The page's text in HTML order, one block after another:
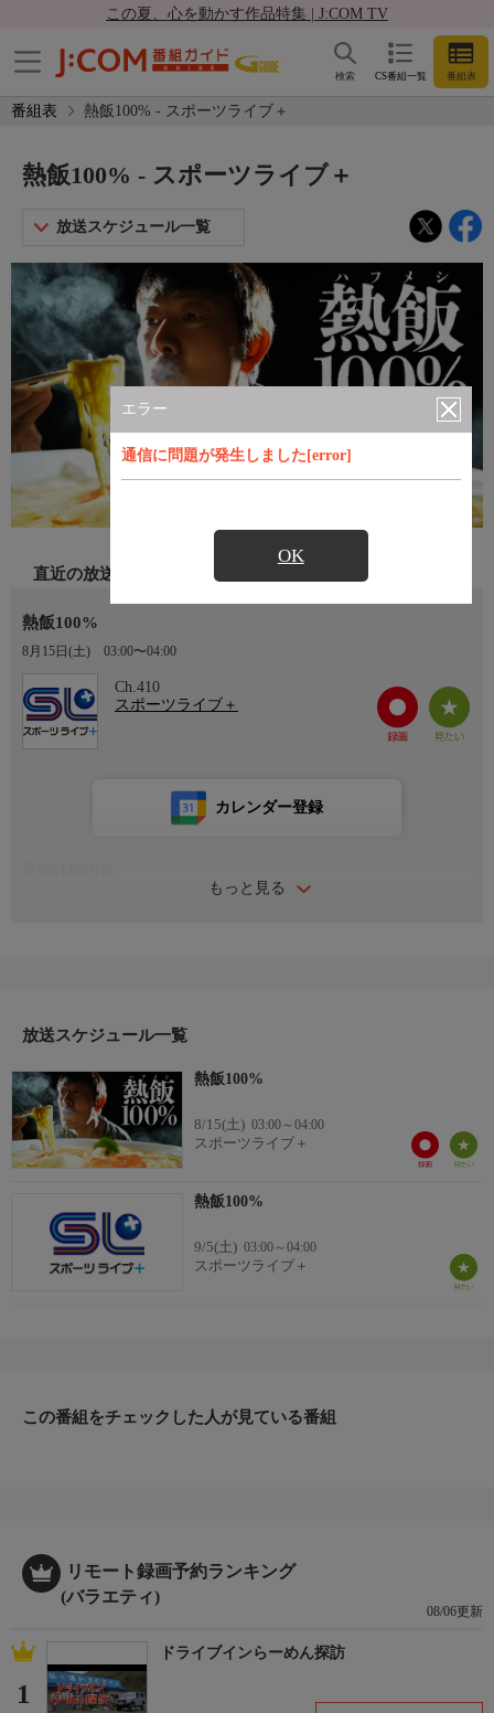
この夏、心を動かす作品特集 | J:COM TV
CS番組一覧 番組表
検索
番組表 熱飯100% - スポーツライブ＋
エラー
通信に問題が発生しました[error]
OK
熱飯100% - スポーツライブ＋
放送スケジュール一覧
直近の放送
熱飯100%
8月15日(土) 03:00〜04:00
Ch.410
スポーツライブ＋
もっと見る
カレンダー登録
人はなぜ、一日の終わりに熱きものを求めるのだろう
放送スケジュール一覧
熱飯100%
8/15(土) 03:00～04:00
スポーツライブ＋
熱飯100%
9/5(土) 03:00～04:00
スポーツライブ＋
この番組をチェックした人が見ている番組
リモート録画予約ランキング
(バラエティ)
08/06更新
1
ドライブインらーめん探訪